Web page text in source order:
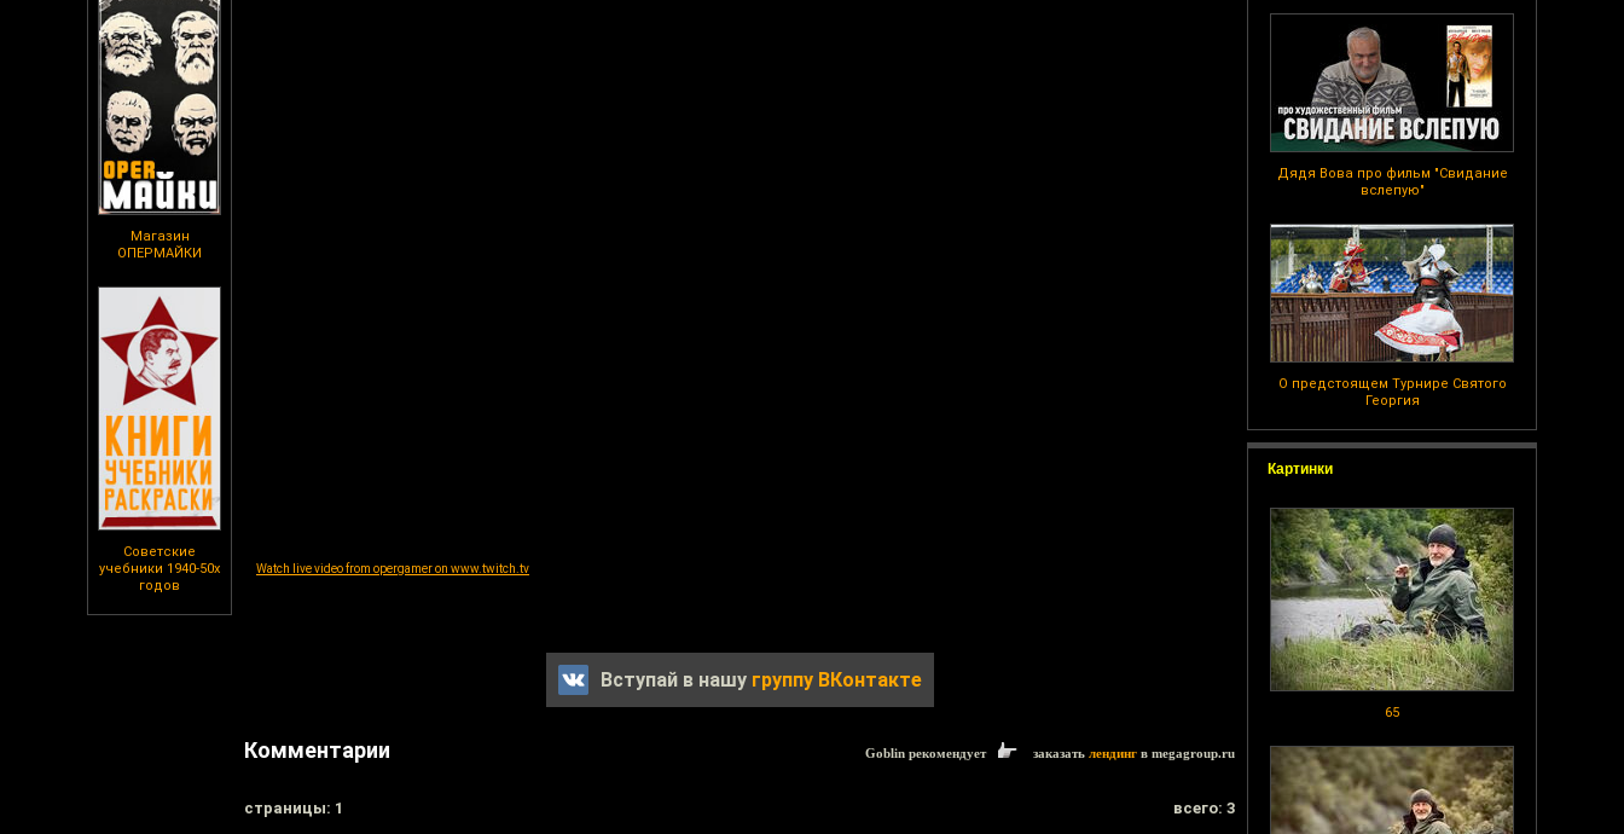
Магазин
ОПЕРМАЙКИ
Советские
учебники 1940-50х
годов
Дядя Вова про фильм "Свидание
вслепую"
О предстоящем Турнире Святого
Георгия
Картинки
65
Watch live video from opergamer on www.twitch.tv
Вступай в нашу группу ВКонтакте
Комментарии Goblin рекомендует заказать лендинг в megagroup.ru
cтраницы: 1 всего: 3